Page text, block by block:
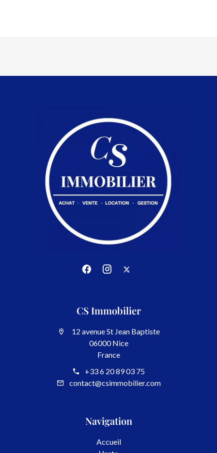
CS Immobilier
12 avenue St Jean Baptiste
06000 Nice
France
+33 6 20 89 03 75
contact@csimmobilier.com
Navigation
Accueil